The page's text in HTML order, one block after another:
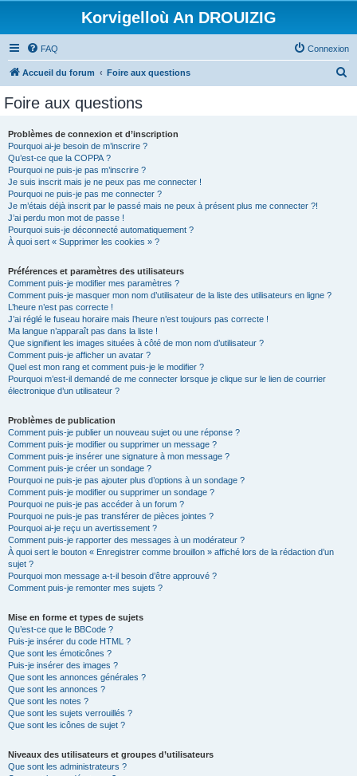
Korvigelloù An DROUIZIG
FAQ Connexion
Accueil du forum Foire aux questions
Foire aux questions
Problèmes de connexion et d’inscription
Pourquoi ai-je besoin de m’inscrire ?
Qu’est-ce que la COPPA ?
Pourquoi ne puis-je pas m’inscrire ?
Je suis inscrit mais je ne peux pas me connecter !
Pourquoi ne puis-je pas me connecter ?
Je m’étais déjà inscrit par le passé mais ne peux à présent plus me connecter ?!
J’ai perdu mon mot de passe !
Pourquoi suis-je déconnecté automatiquement ?
À quoi sert « Supprimer les cookies » ?
Préférences et paramètres des utilisateurs
Comment puis-je modifier mes paramètres ?
Comment puis-je masquer mon nom d’utilisateur de la liste des utilisateurs en ligne ?
L’heure n’est pas correcte !
J’ai réglé le fuseau horaire mais l’heure n’est toujours pas correcte !
Ma langue n’apparaît pas dans la liste !
Que signifient les images situées à côté de mon nom d’utilisateur ?
Comment puis-je afficher un avatar ?
Quel est mon rang et comment puis-je le modifier ?
Pourquoi m’est-il demandé de me connecter lorsque je clique sur le lien de courrier
électronique d’un utilisateur ?
Problèmes de publication
Comment puis-je publier un nouveau sujet ou une réponse ?
Comment puis-je modifier ou supprimer un message ?
Comment puis-je insérer une signature à mon message ?
Comment puis-je créer un sondage ?
Pourquoi ne puis-je pas ajouter plus d’options à un sondage ?
Comment puis-je modifier ou supprimer un sondage ?
Pourquoi ne puis-je pas accéder à un forum ?
Pourquoi ne puis-je pas transférer de pièces jointes ?
Pourquoi ai-je reçu un avertissement ?
Comment puis-je rapporter des messages à un modérateur ?
À quoi sert le bouton « Enregistrer comme brouillon » affiché lors de la rédaction d’un
sujet ?
Pourquoi mon message a-t-il besoin d’être approuvé ?
Comment puis-je remonter mes sujets ?
Mise en forme et types de sujets
Qu’est-ce que le BBCode ?
Puis-je insérer du code HTML ?
Que sont les émoticônes ?
Puis-je insérer des images ?
Que sont les annonces générales ?
Que sont les annonces ?
Que sont les notes ?
Que sont les sujets verrouillés ?
Que sont les icônes de sujet ?
Niveaux des utilisateurs et groupes d’utilisateurs
Que sont les administrateurs ?